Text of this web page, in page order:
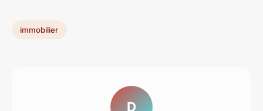
immobilier
D